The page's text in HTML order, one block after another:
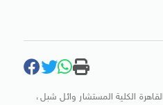
الكلية المستشار وائل شبل،